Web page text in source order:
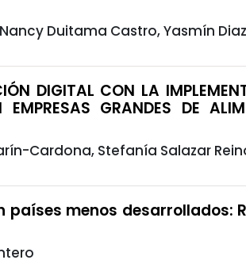
Duitama Castro, Yasmín
DIGITAL CON LA
GRANDES DE
Cardona, Stefanía Salazar
países menos desarrollados: